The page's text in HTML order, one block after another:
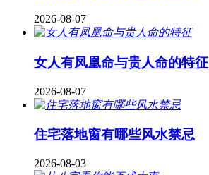
2026-08-07
女人有凤凰命与贵人命的特征
2026-08-07
住宅落地窗有哪些风水禁忌
2026-08-03